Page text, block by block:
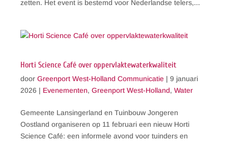
zetten. Het event is bestemd voor Nederlandse telers,...
Horti Science Café over oppervlaktewaterkwaliteit
doorGreenport West-Holland Communicatie |9 januari
2026 | Evenementen,Greenport West-Holland,Water
Gemeente Lansingerland en Tuinbouw Jongeren
Oostland organiseren op 11 februari een nieuw Horti
Science Café: een informele avond voor tuinders en